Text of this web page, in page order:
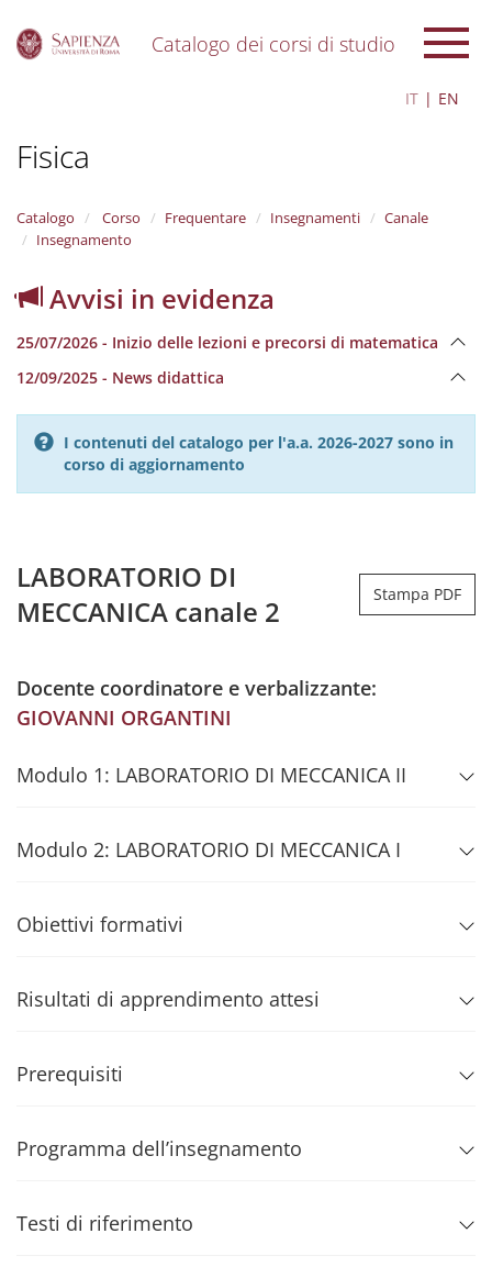
Catalogo dei corsi di studio
IT EN
Fisica
Catalogo Corso Frequentare Insegnamenti
Canale
Insegnamento
Avvisi in evidenza
25/07/2026 - Inizio delle lezioni e precorsi di matematica
12/09/2025 - News didattica
I contenuti del catalogo per l'a.a. 2026-2027 sono in
corso di aggiornamento
LABORATORIO DI
MECCANICA canale 2
Stampa PDF
Docente coordinatore e verbalizzante:
GIOVANNI ORGANTINI
Modulo 1: LABORATORIO DI MECCANICA II
Modulo 2: LABORATORIO DI MECCANICA I
Obiettivi formativi
Risultati di apprendimento attesi
Prerequisiti
Programma dell’insegnamento
Testi di riferimento